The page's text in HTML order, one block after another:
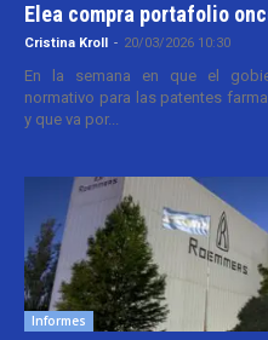
Elea compra portafolio
Cristina Kroll - 20/03/2026 10:30
En la semana en que el
normativo para las patentes
y que va por...
Informes